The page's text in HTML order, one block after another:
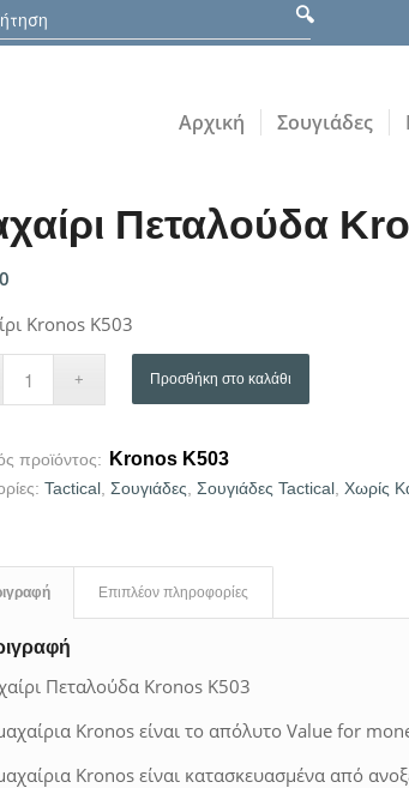
Αρχική Σουγιάδες
Πεταλούδα
Kronos K503
Προσθήκη στο καλάθι
προϊόντος: Kronos K503
Tactical ,Σουγιάδες ,Σουγιάδες Tactical Χωρίς
Επιπλέον πληροφορίες
Πεταλούδα Kronos K503
Kronos είναι το απόλυτο Value for
Kronos είναι κατασκευασμένα από